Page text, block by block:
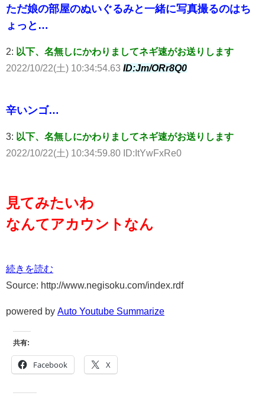
ただ娘の部屋のぬいぐるみと一緒に写真撮るのはち
ょっと…
2: 以下、名無しにかわりましてネギ速がお送りします
2022/10/22(土) 10:34:54.63 ID:Jm/ORr8Q0
辛いンゴ…
3: 以下、名無しにかわりましてネギ速がお送りします
2022/10/22(土) 10:34:59.80 ID:ItYwFxRe0
見てみたいわ
なんてアカウントなん
続きを読む
Source: http://www.negisoku.com/index.rdf
powered by Auto Youtube Summarize
共有:
Facebook X